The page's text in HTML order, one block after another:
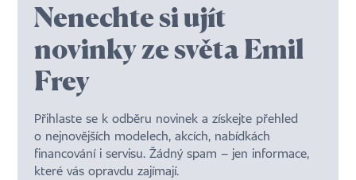
Nenechte si ujít
novinky ze světa Emil
Frey
Přihlaste se k odběru novinek a získejte přehled
o nejnovějších modelech, akcích, nabídkách
financování i servisu. Žádný spam – jen informace,
které vás opravdu zajímají.